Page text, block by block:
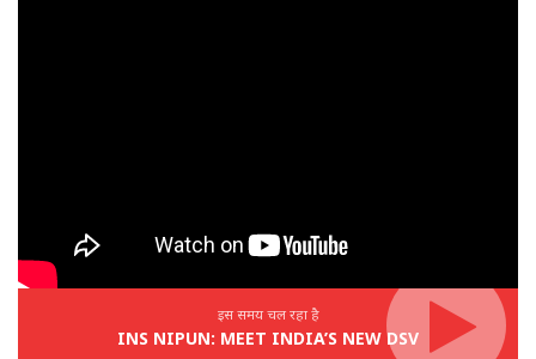
इस समय चल रहा है
INS NIPUN: MEET INDIA’S NEW DSV